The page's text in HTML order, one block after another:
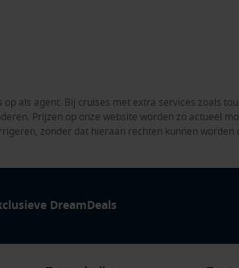
als agent. Bij cruises met extra services zoals
Prijzen op onze website worden zo actueel
zonder dat hieraan rechten kunnen worden
DreamDeals